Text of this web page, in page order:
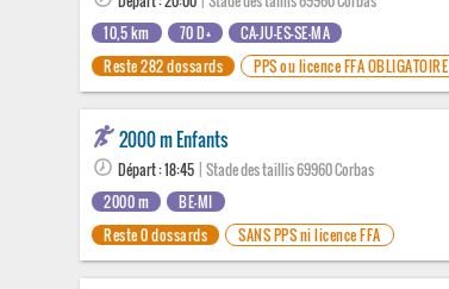
10,5 km
70 D+
CA-JU-ES-SE-MA
Reste 282 dossards
PPS ou licence FFA OBLIGATOIRE
2000 m Enfants
Départ : 18:45 | Stade des taillis 69960 Corbas
2000 m
BE-MI
Reste 0 dossards
SANS PPS ni licence FFA